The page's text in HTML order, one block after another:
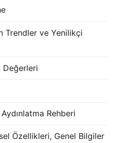
Trendler ve Yenilikçi
Değerleri
Rehberi
Özellikleri, Genel Bilgiler